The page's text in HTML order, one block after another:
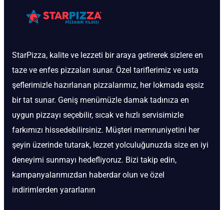
StarPizza, kalite ve lezzeti bir araya getirerek sizlere en
taze ve enfes pizzaları sunar. Özel tariflerimiz ve usta
şeflerimizle hazırlanan pizzalarımız, her lokmada eşsiz
bir tat sunar. Geniş menümüzle damak tadınıza en
uygun pizzayı seçebilir, sıcak ve hızlı servisimizle
farkımızı hissedebilirsiniz. Müşteri memnuniyetini her
şeyin üzerinde tutarak, lezzet yolculuğunuzda size en iyi
deneyimi sunmayı hedefliyoruz. Bizi takip edin,
kampanyalarımızdan haberdar olun ve özel
indirimlerden yararlanın